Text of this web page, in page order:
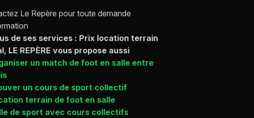
Le Repère pour toute demande
de ses services : Prix location terrain
LE REPÈRE vous propose aussi
un match de foot en salle entre
un cours de sport collectif
terrain de foot en salle
de sport avec cours collectifs